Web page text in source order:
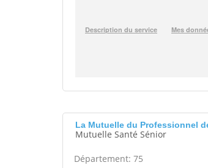
La Mutuelle du Professionnel
Mutuelle Santé Sénior
Département: 75